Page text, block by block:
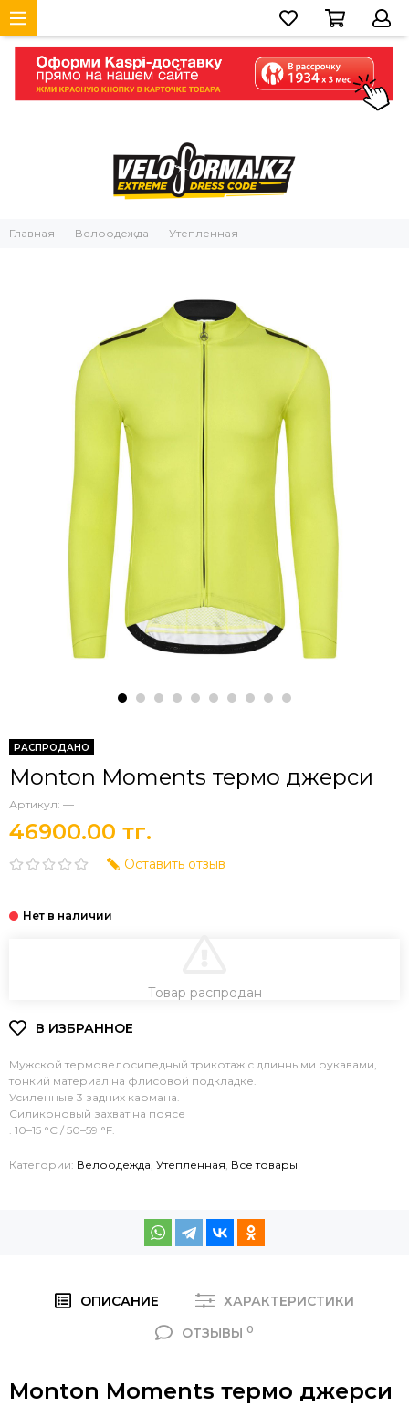
Главная Велоодежда Утепленная
РАСПРОДАНО
Monton Moments термо джерси
Артикул: —
46900.00 тг.
Оставить отзыв
Товар распродан
Мужской термовелосипедный трикотаж с длинными рукавами,
тонкий материал на флисовой подкладке.
Усиленные 3 задних кармана.
Силиконовый захват на поясе
. 10–15 °C / 50–59 °F.
Категории: Велоодежда Утепленная Все товары
ОПИСАНИЕ
ХАРАКТЕРИСТИКИ
ОТЗЫВЫ 0
Monton Moments термо джерси